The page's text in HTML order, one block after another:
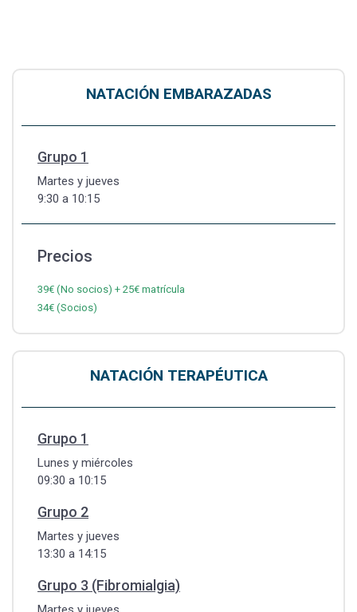
NATACIÓN EMBARAZADAS
Grupo 1
Martes y jueves
9:30 a 10:15
Precios
39€ (No socios) + 25€ matrícula
34€ (Socios)
NATACIÓN TERAPÉUTICA
Grupo 1
Lunes y miércoles
09:30 a 10:15
Grupo 2
Martes y jueves
13:30 a 14:15
Grupo 3 (Fibromialgia)